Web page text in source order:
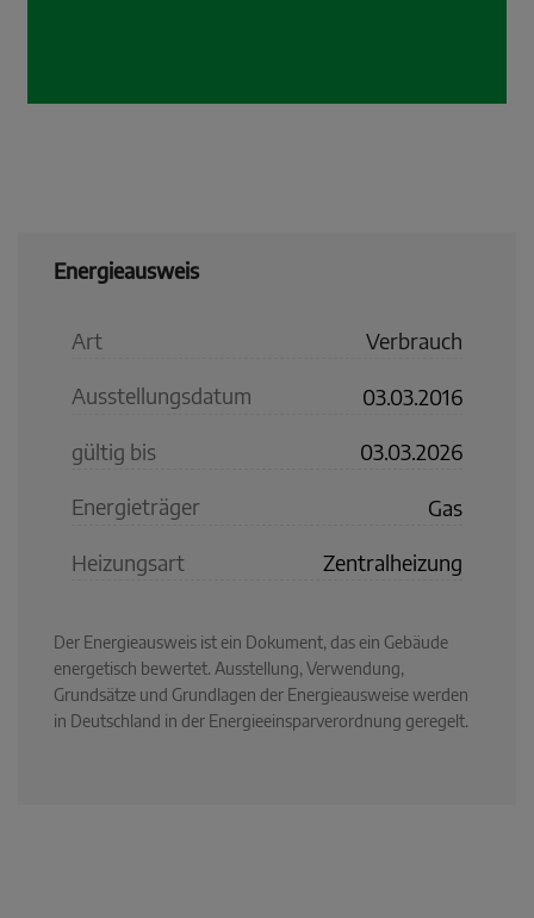
Energieausweis
Art Verbrauch
Ausstellungsdatum 03.03.2016
gültig bis 03.03.2026
Energieträger Gas
Heizungsart Zentralheizung
Der Energieausweis ist ein Dokument, das ein Gebäude
energetisch bewertet. Ausstellung, Verwendung,
Grundsätze und Grundlagen der Energieausweise werden
in Deutschland in der Energieeinsparverordnung geregelt.